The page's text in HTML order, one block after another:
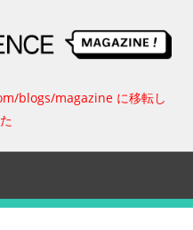
blogs/magazine に移転し